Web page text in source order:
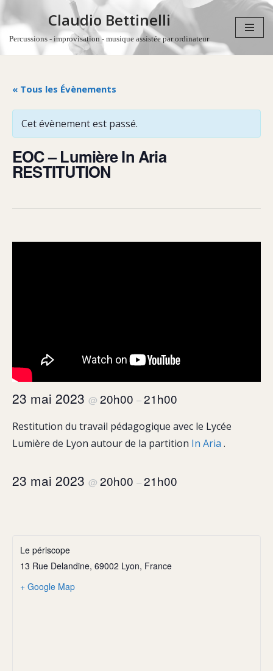
Aller
Claudio Bettinelli
Percussions - improvisation - musique assistée par ordinateur
« Tous les Évènements
Cet évènement est passé.
EOC – Lumière In Aria
RESTITUTION
23 mai 2023 @ 20h00 –21h00
Restitution du travail pédagogique avec le Lycée
Lumière de Lyon autour de la partition In Aria .
23 mai 2023 @ 20h00 –21h00
Le périscope
13 Rue Delandine, 69002 Lyon, France
+ Google Map